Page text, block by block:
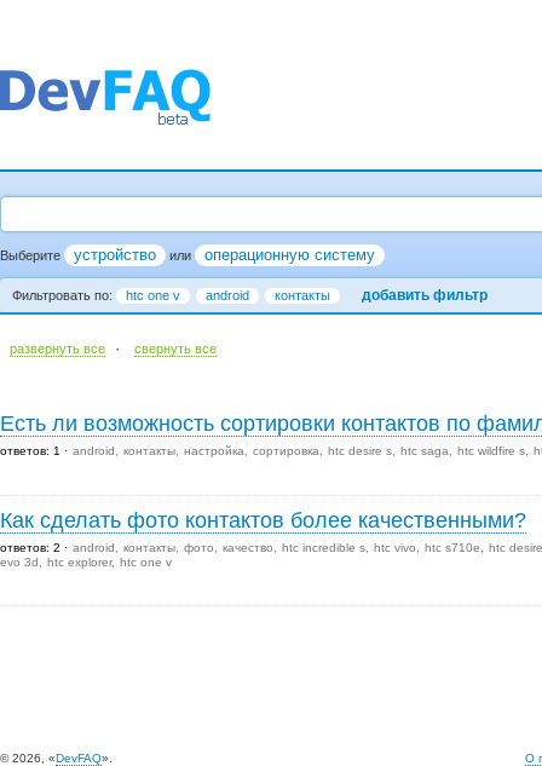
Выберите устройство или операционную систему
Фильтровать по: htc one v android контакты добавить фильтр
развернуть все · cвернуть все
Есть ли возможность сортировки контактов по
ответов: 1 android контакты настройка сортировка htc desire s htc saga htc wildfire s
Как сделать фото контактов более качественными?
ответов: 2 android контакты фото качество htc incredible s htc vivo htc s710e
htc
evo 3d
htc explorer htc one v
© 2026, «DevFAQ». О